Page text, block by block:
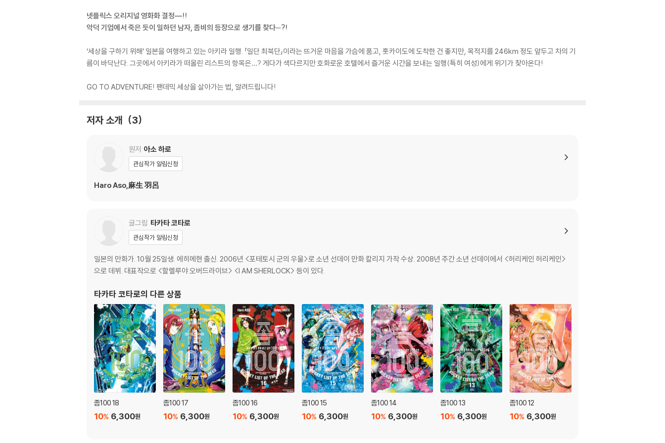
넷플릭스 오리지널 영화화 결정―!!
악덕 기업에서 죽은 듯이 일하던 남자, 좀비의 등장으로 생기를 찾다─?!
‘세상을 구하기 위해’ 일본을 여행하고 있는 아키라 일행. 「일단 최북단」이라는 뜨거운 마음을 가슴에 품고, 홋카이도에 도착한 건 좋지만, 목적지를 246km 정도 앞두고 차의 기
름이 바닥난다. 그곳에서 아키라가 떠올린 리스트의 항목은…? 게다가 색다르지만 호화로운 호텔에서 즐거운 시간을 보내는 일행(특히 여성)에게 위기가 찾아온다!
GO TO ADVENTURE! 팬데믹 세상을 살아가는 법, 알려드립니다!
저자 소개 3
원저 아소 하로
관심작가 알림신청
Haro Aso,麻生 羽呂
글그림 타카타 코타로
관심작가 알림신청
일본의 만화가. 10월 25일생. 에히메현 출신. 2006년 <포테토시 군의 우울>로 소년 선데이 만화 칼리지 가작 수상. 2008년 주간 소년 선데이에서 <허리케인 허리케인>
으로 데뷔. 대표작으로 <할렐루야 오버드라이브> <I AM SHERLOCK> 등이 있다.
타카타 코타로의 다른 상품
좀100 18
6,300원
10%
좀100 17
6,300원
10%
좀100 16
6,300원
10%
좀100 15
6,300원
10%
좀100 14
6,300원
10%
좀100 13
6,300원
10%
좀100 12
6,300원
10%